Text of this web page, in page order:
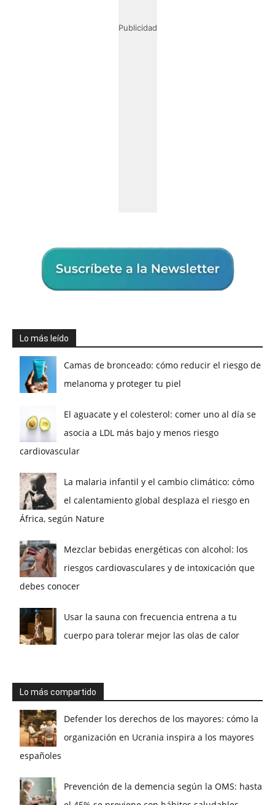
Publicidad
Lo más leído
Camas de bronceado: cómo reducir el riesgo de
melanoma y proteger tu piel
El aguacate y el colesterol: comer uno al día se
asocia a LDL más bajo y menos riesgo
cardiovascular
La malaria infantil y el cambio climático: cómo
el calentamiento global desplaza el riesgo en
África, según Nature
Mezclar bebidas energéticas con alcohol: los
riesgos cardiovasculares y de intoxicación que
debes conocer
Usar la sauna con frecuencia entrena a tu
cuerpo para tolerar mejor las olas de calor
Lo más compartido
Defender los derechos de los mayores: cómo la
organización en Ucrania inspira a los mayores
españoles
Prevención de la demencia según la OMS: hasta